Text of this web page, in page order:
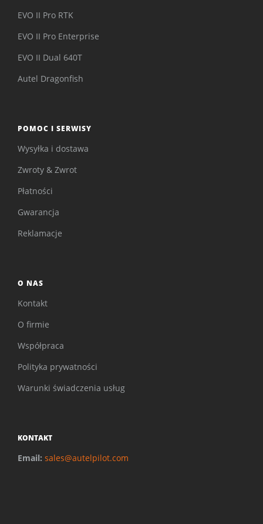
EVO II Pro RTK
EVO II Pro Enterprise
EVO II Dual 640T
Autel Dragonfish
POMOC I SERWISY
Wysyłka i dostawa
Zwroty & Zwrot
Płatności
Gwarancja
Reklamacje
O NAS
Kontakt
O firmie
Współpraca
Polityka prywatności
Warunki świadczenia usług
KONTAKT
Email: sales@autelpilot.com